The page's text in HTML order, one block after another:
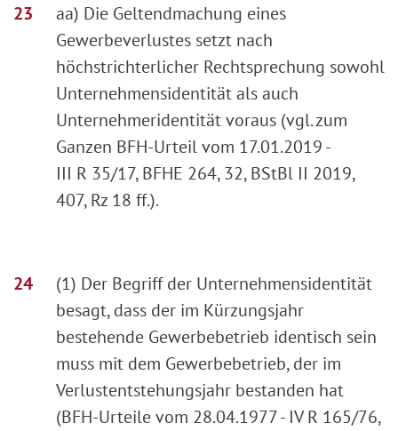
aa) Die Geltendmachung eines
Gewerbeverlustes setzt nach
höchstrichterlicher Rechtsprechung sowohl
Unternehmensidentität als auch
Unternehmeridentität voraus (vgl. zum
Ganzen BFH-Urteil vom 17.01.2019 -
III R 35/17, BFHE 264, 32, BStBl II 2019,
407, Rz 18 ff.).
(1) Der Begriff der Unternehmensidentität
besagt, dass der im Kürzungsjahr
bestehende Gewerbebetrieb identisch sein
muss mit dem Gewerbebetrieb, der im
Verlustentstehungsjahr bestanden hat
(BFH-Urteile vom 28.04.1977 - IV R 165/76,